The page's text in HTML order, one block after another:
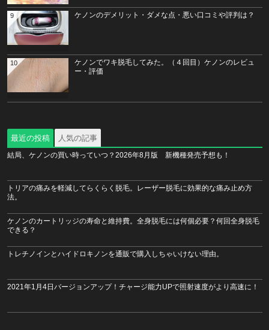
ケノンのデメリット・ダメな点・悪い口コミや評判は？
9
ケノンでワキ脱毛してみた。（４回目）ケノンのレビュ
ー・評価
10
最近の投稿 人気の記事
結局、ケノンの買い時っていつ？2026年8月版 新機種発売予想も！
トリアの痛みを軽減してらくらく脱毛。レーザー脱毛に効果的な痛み止め方
法。
ケノンのカートリッジの寿命と維持費。全身脱毛には何個必要？何回全身脱毛
できる？
トレチノインとハイドロキノンを通販で購入しちゃいけない理由。
2021年1月4日バージョンアップ！チャージ能力UPで照射速度がより高速に！